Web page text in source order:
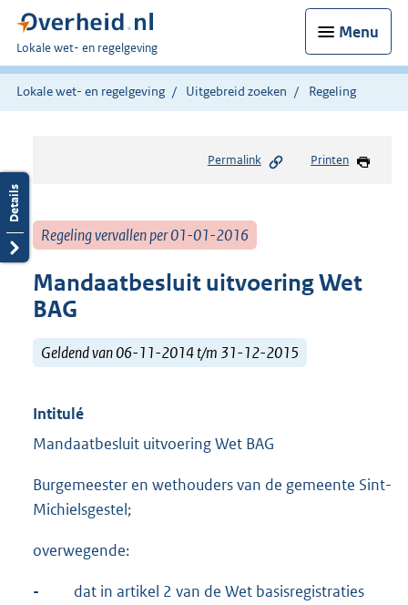
Menu
U
bent
hier:
Lokale wet- en regelgeving
Lokale wet- en regelgeving Uitgebreid zoeken Regeling
Permalink Printen
Regeling vervallen per 01-01-2016
Mandaatbesluit uitvoering Wet
BAG
Geldend van 06-11-2014 t/m 31-12-2015
Intitulé
Mandaatbesluit uitvoering Wet BAG
Burgemeester en wethouders van de gemeente Sint-
Michielsgestel;
overwegende:
-
dat in artikel 2 van de Wet basisregistraties